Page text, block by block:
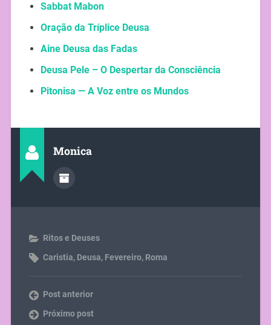
Sabbat Mabon
Oração da Tríplice Deusa
Aine Deusa das Fadas
Deusa Pele – O Despertar da Consciência
Pitonisa — A Voz entre os Mundos
Monica
Ritos e Deuses
Caristia, Deusa, Fevereiro, Roma
Post anterior
Próximo post